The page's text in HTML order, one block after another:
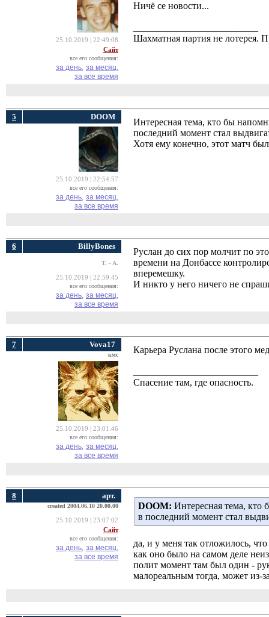
25.10.2019 | 22:49:08
Сайт
все его сообщения:
за день, за месяц,
за все время
Ничё се новости...
Шахматная партия не
5 DOOM
25.10.2019 | 22:54:57
все его сообщения:
за день, за месяц,
за все время
Интересная тема, кто бы
последний момент стал
Хотя ему конечно, этот матч
6 BillyBones
Т. - А.
25.10.2019 | 22:59:45
все его сообщения:
за день, за месяц,
за все время
Руслан до сих пор молчит по
времени на Донбассе
вперемешку.
И никто у него ничего не
7 Vova17
кмс
25.10.2019 | 23:01:46
все его сообщения:
за день, за месяц,
за все время
Карьера Руслана после этого
Спасение там, где опасность.
8 арт.
created 2004.06.10 20.00.00
25.10.2019 | 23:07:02
Сайт
все его сообщения:
за день, за месяц,
за все время
DOOM: Интересная тема,
в последний момент стал
да, и у меня так отложилось,
как оно было на самом деле
полит момент там был один -
малореальным тогда, может из-